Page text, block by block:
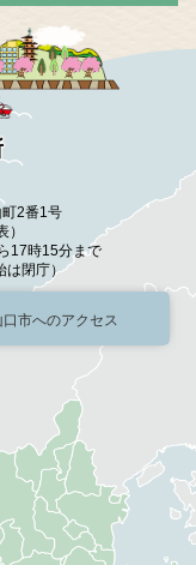
2番1号
）
17時15分まで
は閉庁）
口市へのアクセス